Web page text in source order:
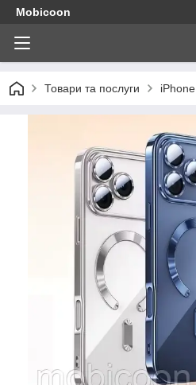
Mobicoon
Товари та послуги iPhone